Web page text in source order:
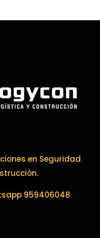
en Seguridad
959406048